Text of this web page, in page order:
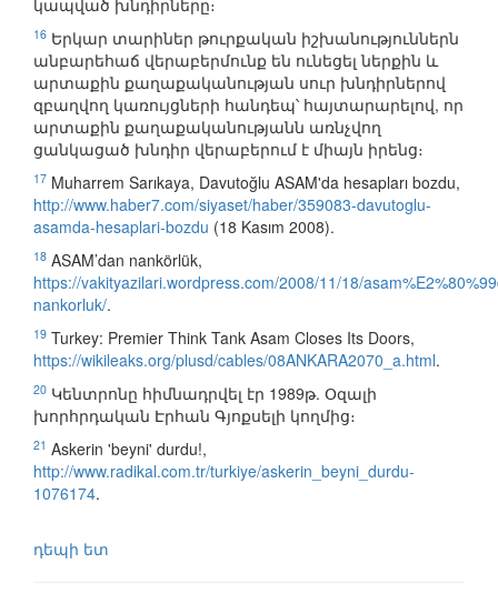
կապված խնդիրները։
16 Երկար տարիներ թուրքական իշխանություններն
անբարեհաճ վերաբերմունք են ունեցել ներքին և
արտաքին քաղաքականության սուր խնդիրներով
զբաղվող կառույցների հանդեպ՝ հայտարարելով, որ
արտաքին քաղաքականությանն առնչվող
ցանկացած խնդիր վերաբերում է միայն իրենց։
17 Muharrem Sarıkaya, Davutoğlu ASAM'da hesapları bozdu,
http://www.haber7.com/siyaset/haber/359083-davutoglu-
asamda-hesaplari-bozdu (18 Kasım 2008).
18 ASAM’dan nankörlük,
https://vakityazilari.wordpress.com/2008/11/18/
nankorluk/.
19 Turkey: Premier Think Tank Asam Closes Its Doors,
https://wikileaks.org/plusd/cables/08ANKARA2070_a.html.
20 Կենտրոնը հիմնադրվել էր 1989թ. Օզալի
խորհրդական Էրհան Գյոքսելի կողմից։
21 Askerin 'beyni' durdu!,
http://www.radikal.com.tr/turkiye/askerin_beyni_durdu-
1076174.
դեպի ետ